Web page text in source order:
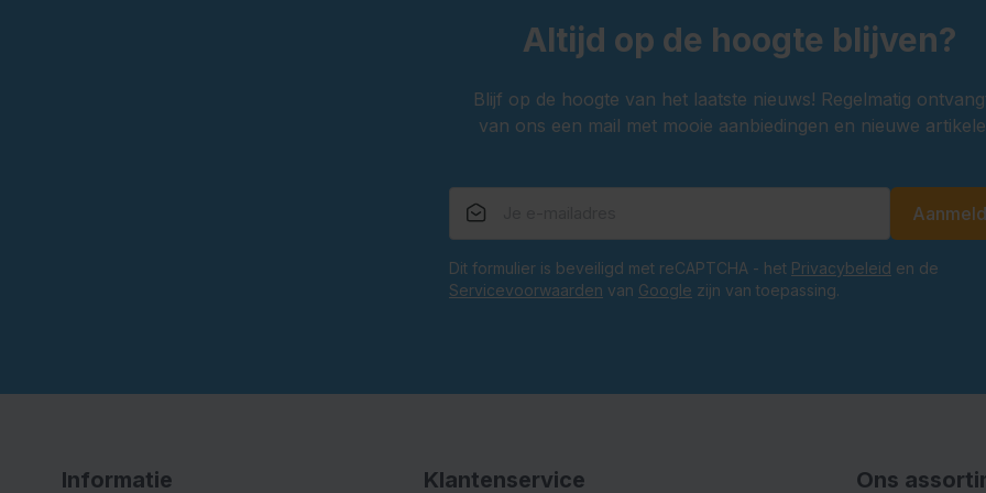
Altijd op de hoogte blijven?
Blijf op de hoogte van het laatste nieuws! Regelmatig
van ons een mail met mooie aanbiedingen en nieuwe
Dit formulier is beveiligd met reCAPTCHA - het Privacybeleid en de
Servicevoorwaarden van Google zijn van toepassing.
Informatie Klantenservice Ons